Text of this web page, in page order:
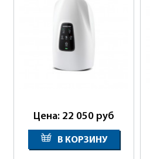
Цена: 22 050 руб
В КОРЗИНУ